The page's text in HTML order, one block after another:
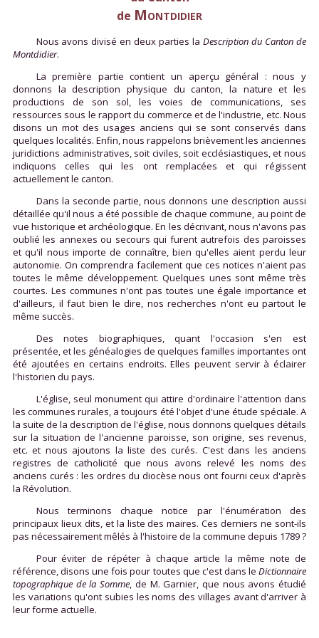
de Montdidier
Nous avons divisé en deux parties laDescription du Canton de
Montdidier.
La première partie contient un aperçu général : nous y
donnons la description physique du canton, la nature et les
productions de son sol, les voies de communications, ses
ressources sous le rapport du commerce et de l'industrie, etc. Nous
disons un mot des usages anciens qui se sont conservés dans
quelques localités. Enfin, nous rappelons brièvement les anciennes
juridictions administratives, soit civiles, soit ecclésiastiques, et nous
indiquons celles qui les ont remplacées et qui régissent
actuellement le canton.
Dans la seconde partie, nous donnons une description aussi
détaillée qu'il nous a été possible de chaque commune, au point de
vue historique et archéologique. En les décrivant, nous n'avons pas
oublié les annexes ou secours qui furent autrefois des paroisses
et qu'il nous importe de connaître, bien qu'elles aient perdu leur
autonomie. On comprendra facilement que ces notices n'aient pas
toutes le même développement. Quelques unes sont même très
courtes. Les communes n'ont pas toutes une égale importance et
d'ailleurs, il faut bien le dire, nos recherches n'ont eu partout le
même succès.
Des notes biographiques, quant l'occasion s'en est
présentée, et les généalogies de quelques familles importantes ont
été ajoutées en certains endroits. Elles peuvent servir à éclairer
l'historien du pays.
L'église, seul monument qui attire d'ordinaire l'attention dans
les communes rurales, a toujours été l'objet d'une étude spéciale. A
la suite de la description de l'église, nous donnons quelques détails
sur la situation de l'ancienne paroisse, son origine, ses revenus,
etc. et nous ajoutons la liste des curés. C'est dans les anciens
registres de catholicité que nous avons relevé les noms des
anciens curés : les ordres du diocèse nous ont fourni ceux d'après
la Révolution.
Nous terminons chaque notice par l'énumération des
principaux lieux dits, et la liste des maires. Ces derniers ne sont-ils
pas nécessairement mêlés à l'histoire de la commune depuis 1789 ?
Pour éviter de répéter à chaque article la même note de
référence, disons une fois pour toutes que c'est dans le Dictionnaire
topographique de la Somme , de M. Garnier, que nous avons étudié
les variations qu'ont subies les noms des villages avant d'arriver à
leur forme actuelle.